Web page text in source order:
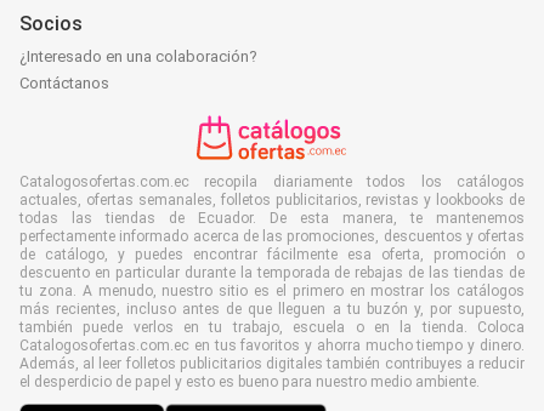
Socios
¿Interesado en una colaboración?
Contáctanos
Catalogosofertas.com.ec recopila diariamente todos los catálogos
actuales, ofertas semanales, folletos publicitarios, revistas y lookbooks de
todas las tiendas de Ecuador. De esta manera, te mantenemos
perfectamente informado acerca de las promociones, descuentos y ofertas
de catálogo, y puedes encontrar fácilmente esa oferta, promoción o
descuento en particular durante la temporada de rebajas de las tiendas de
tu zona. A menudo, nuestro sitio es el primero en mostrar los catálogos
más recientes, incluso antes de que lleguen a tu buzón y, por supuesto,
también puede verlos en tu trabajo, escuela o en la tienda. Coloca
Catalogosofertas.com.ec en tus favoritos y ahorra mucho tiempo y dinero.
Además, al leer folletos publicitarios digitales también contribuyes a reducir
el desperdicio de papel y esto es bueno para nuestro medio ambiente.